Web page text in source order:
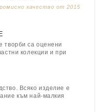
качество от 2015
творби са оценени
колекции и при
Всяко изделие е
към най-малкия